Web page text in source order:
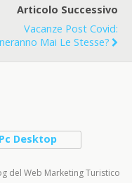
Articolo Successivo
Vacanze Post Covid:
Mai Le Stesse?
Pc Desktop
del Web Marketing Turistico